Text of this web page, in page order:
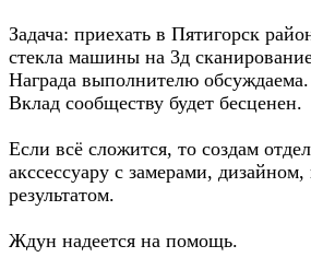
Задача: приехать в Пятигорск
стекла машины на 3д
Награда выполнителю обсуждаема.
Вклад сообществу будет бесценен.
Если всё сложится, то создам
акссессуару с замерами,
результатом.
Ждун надеется на помощь.